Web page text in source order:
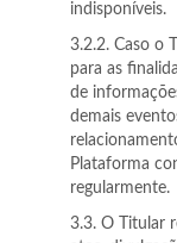
indisponíveis.
3.2.2. Caso o
para as
de
demais
Plataforma
regularmente.
3.3. O Titular